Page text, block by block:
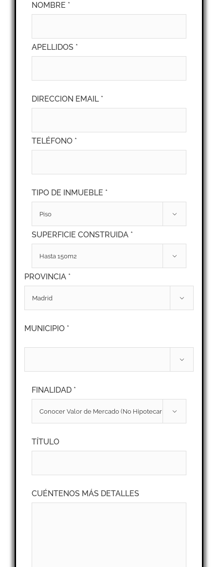
NOMBRE *
APELLIDOS *
DIRECCION EMAIL *
TELÉFONO *
TIPO DE INMUEBLE *

SUPERFICIE CONSTRUIDA *

PROVINCIA *

MUNICIPIO *

FINALIDAD *

TÍTULO
CUÉNTENOS MÁS DETALLES